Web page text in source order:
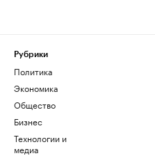
Рубрики
Политика
Экономика
Общество
Бизнес
Технологии и
медиа